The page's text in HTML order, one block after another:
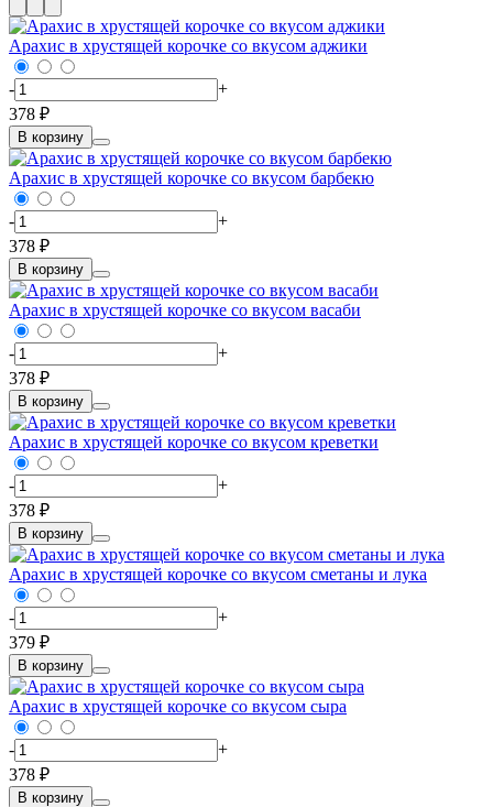
Арахис в хрустящей корочке со вкусом аджики
-
+
378 ₽
В корзину
Арахис в хрустящей корочке со вкусом барбекю
-
+
378 ₽
В корзину
Арахис в хрустящей корочке со вкусом васаби
-
+
378 ₽
В корзину
Арахис в хрустящей корочке со вкусом креветки
-
+
378 ₽
В корзину
Арахис в хрустящей корочке со вкусом сметаны и лука
-
+
379 ₽
В корзину
Арахис в хрустящей корочке со вкусом сыра
-
+
378 ₽
В корзину